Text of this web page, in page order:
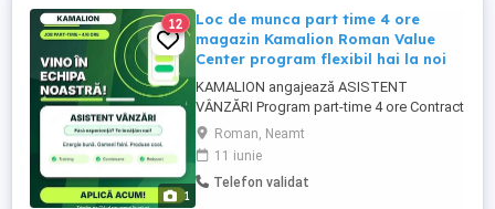
1
12
Loc de munca part time 4 ore
magazin Kamalion Roman Value
Center program flexibil hai la noi
KAMALION angajează ASISTENT
VÂNZĂRI Program part-time 4 ore Contract
pe perioadă nedeterminată Căutăm o
persoană energică, sociabilă și dornică să
facă parte din echipa noastră! Nu ai
experiență? Te învățăm noi Training
Roman, Neamt
11 iunie
Telefon validat